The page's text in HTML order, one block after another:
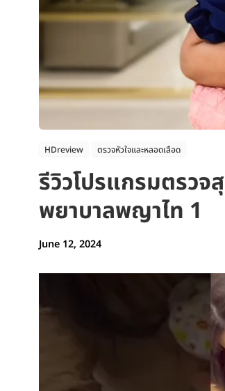
HDreview ตรวจหัวใจและหลอดเลือด
รีวิวโปรแกรมตรว
พยาบาลพญาไท 1
June 12, 2024